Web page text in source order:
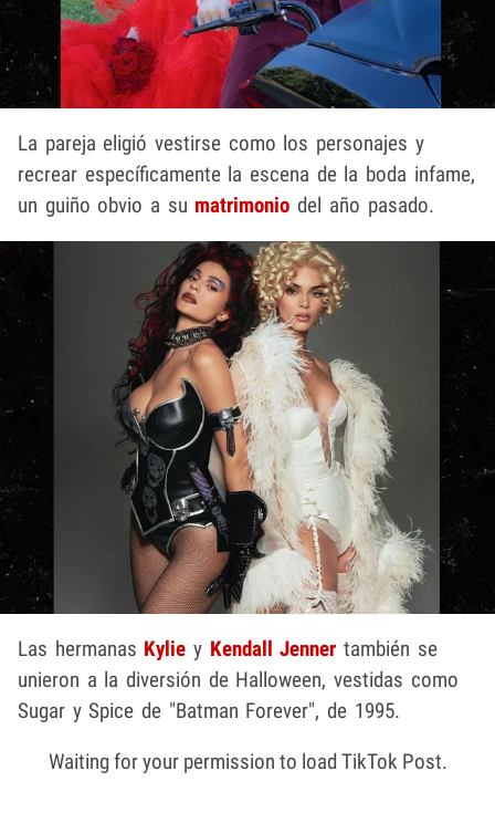
La pareja eligió vestirse como los personajes y
recrear específicamente la escena de la boda infame,
un guiño obvio a su matrimonio del año pasado.
Las hermanas Kylie y Kendall Jenner también se
unieron a la diversión de Halloween, vestidas como
Sugar y Spice de "Batman Forever", de 1995.
Waiting for your permission to load TikTok Post.